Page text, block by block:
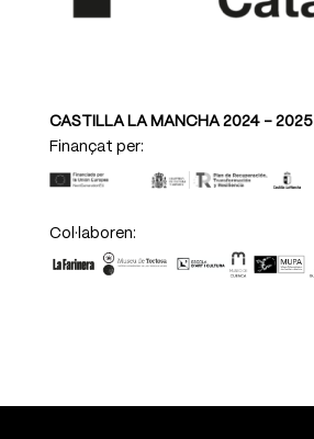
CASTILLA LA MANCHA 2024 – 2025
Finançat per:
Col·laboren: